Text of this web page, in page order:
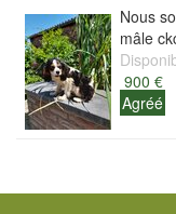
Nous
mâle
900 €
Agréé